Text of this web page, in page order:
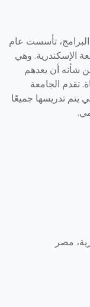
البرامج، تأسست عام
الإسكندرية. وهي
شأنه أن يعدهم
تقدم الجامعة
يتم تدريسها جميعًا
مصر